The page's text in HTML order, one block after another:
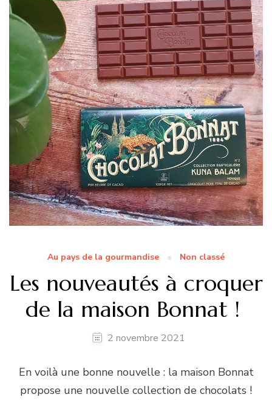
Au pays de la gourmandise Non classé
Les nouveautés à croquer
de la maison Bonnat !
2 novembre 2021
En voilà une bonne nouvelle : la maison Bonnat
propose une nouvelle collection de chocolats !